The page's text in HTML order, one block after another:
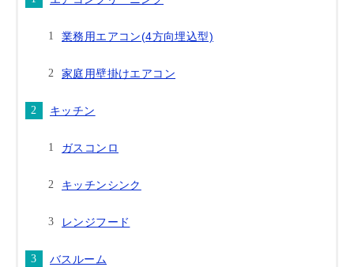
業務用エアコン(4方向埋込型)
家庭用壁掛けエアコン
キッチン
ガスコンロ
キッチンシンク
レンジフード
バスルーム